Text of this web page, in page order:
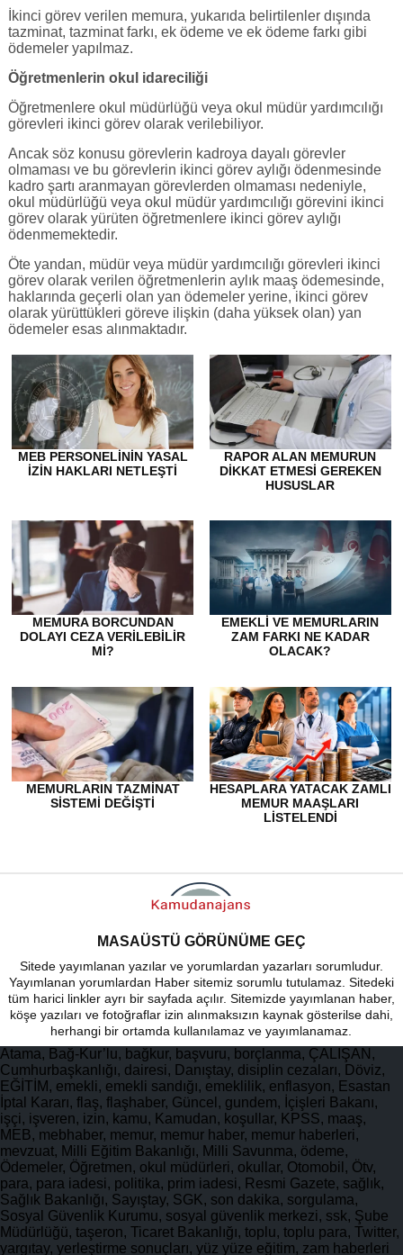
İkinci görev verilen memura, yukarıda belirtilenler dışında
tazminat, tazminat farkı, ek ödeme ve ek ödeme farkı gibi
ödemeler yapılmaz.
Öğretmenlerin okul idareciliği
Öğretmenlere okul müdürlüğü veya okul müdür yardımcılığı
görevleri ikinci görev olarak verilebiliyor.
Ancak söz konusu görevlerin kadroya dayalı görevler
olmaması ve bu görevlerin ikinci görev aylığı ödenmesinde
kadro şartı aranmayan görevlerden olmaması nedeniyle,
okul müdürlüğü veya okul müdür yardımcılığı görevini ikinci
görev olarak yürüten öğretmenlere ikinci görev aylığı
ödenmemektedir.
Öte yandan, müdür veya müdür yardımcılığı görevleri ikinci
görev olarak verilen öğretmenlerin aylık maaş ödemesinde,
haklarında geçerli olan yan ödemeler yerine, ikinci görev
olarak yürüttükleri göreve ilişkin (daha yüksek olan) yan
ödemeler esas alınmaktadır.
MEB PERSONELININ YASAL
İZIN HAKLARI NETLEŞTI
RAPOR ALAN MEMURUN
DİKKAT ETMESİ GEREKEN
HUSUSLAR
MEMURA BORCUNDAN
DOLAYI CEZA VERILEBILIR
MI?
EMEKLI VE MEMURLARIN
ZAM FARKI NE KADAR
OLACAK?
MEMURLARIN TAZMINAT
SISTEMI DEĞIŞTI
HESAPLARA YATACAK ZAMLI
MEMUR MAAŞLARI
LISTELENDI
MASAÜSTÜ GÖRÜNÜME GEÇ
Sitede yayımlanan yazılar ve yorumlardan yazarları sorumludur.
Yayımlanan yorumlardan Haber sitemiz sorumlu tutulamaz. Sitedeki
tüm harici linkler ayrı bir sayfada açılır. Sitemizde yayımlanan haber,
köşe yazıları ve fotoğraflar izin alınmaksızın kaynak gösterilse dahi,
herhangi bir ortamda kullanılamaz ve yayımlanamaz.
Atama, Bağ-Kur’lu, bağkur, başvuru, borçlanma, ÇALIŞAN,
Cumhurbaşkanlığı, dairesi, Danıştay, disiplin cezaları, Döviz,
EĞİTİM, emekli, emekli sandığı, emeklilik, enflasyon, Esastan
İptal Kararı, flaş, flaşhaber, Güncel, gundem, İçişleri Bakanı,
işçi, işveren, izin, kamu, Kamudan, koşullar, KPSS, maaş,
MEB, mebhaber, memur, memur haber, memur haberleri,
mevzuat, Milli Eğitim Bakanlığı, Milli Savunma, ödeme,
Ödemeler, Öğretmen, okul müdürleri, okullar, Otomobil, Ötv,
para, para iadesi, politika, prim iadesi, Resmi Gazete, sağlık,
Sağlık Bakanlığı, Sayıştay, SGK, son dakika, sorgulama,
Sosyal Güvenlik Kurumu, sosyal güvenlik merkezi, ssk, Şube
Müdürlüğü, taşeron, Ticaret Bakanlığı, toplu, toplu para, Twitter,
yargıtay, yerleştirme sonuçları, yüz yüze eğitim, zam haberleri